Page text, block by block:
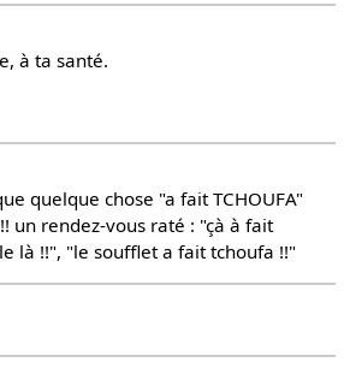
à ta santé.
quelque chose "a fait TCHOUFA"
un rendez-vous raté : "çà à fait
là !!", "le soufflet a fait tchoufa !!"